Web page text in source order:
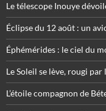
Le télescope Inouye
Éclipse du 12 août : un
Éphémérides : le ciel du
Le Soleil se lève, rougi
L’étoile compagnon de